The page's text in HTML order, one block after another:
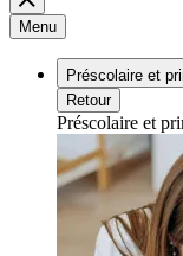
Menu
Préscolaire et
Retour
Préscolaire et